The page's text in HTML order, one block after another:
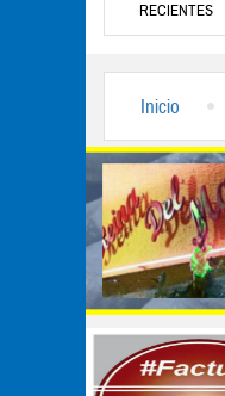
RECIENTES
de Venezuela
Inicio